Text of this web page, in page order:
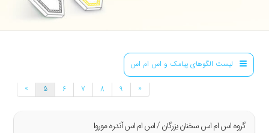
لیست الگوهای پیامک و اس ام اس
گروه اس ام اس سخنان بزرگان / اس ام اس آندره موروا
» 5 6 7 8 9 «